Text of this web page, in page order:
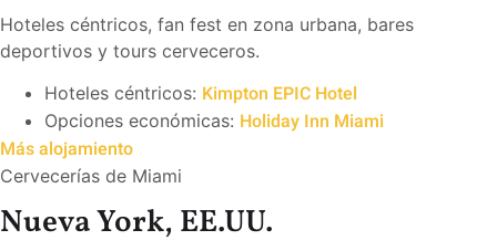
Hoteles céntricos, fan fest en zona urbana, bares
deportivos y tours cerveceros.
Hoteles céntricos: Kimpton EPIC Hotel
Opciones económicas: Holiday Inn Miami
Más alojamiento
Cervecerías de Miami
Nueva York, EE.UU.